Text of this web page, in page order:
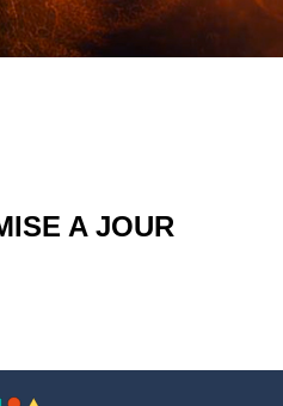
A JOUR